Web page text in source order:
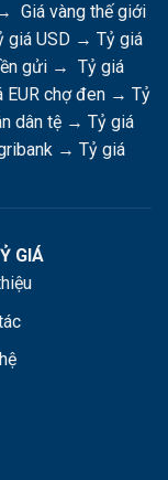
Giá vàng thế giới
giá USD → Tỷ giá
gửi → Tỷ giá
EUR chợ đen → Tỷ
dân tệ → Tỷ giá
→ Tỷ giá
GIÁ